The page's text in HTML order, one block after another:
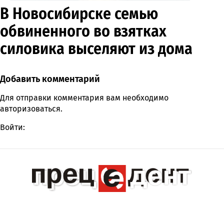
В Новосибирске семью
обвиненного во взятках
силовика выселяют из дома
Comment section
Добавить комментарий
Для отправки комментария вам необходимо
авторизоваться.
Войти: